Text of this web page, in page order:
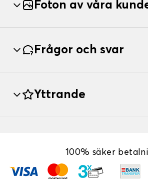
Foton av våra
Frågor och svar
Yttrande
100% säker